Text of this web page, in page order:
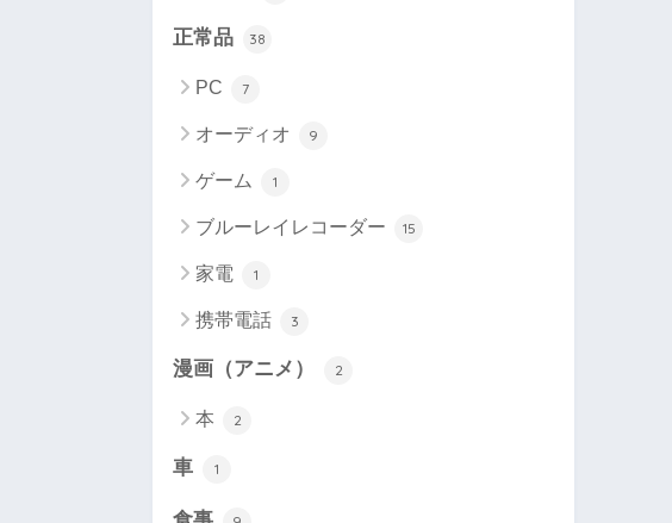
正常品 38
PC 7
オーディオ 9
ゲーム 1
ブルーレイレコーダー 15
家電 1
携帯電話 3
漫画（アニメ） 2
本 2
車 1